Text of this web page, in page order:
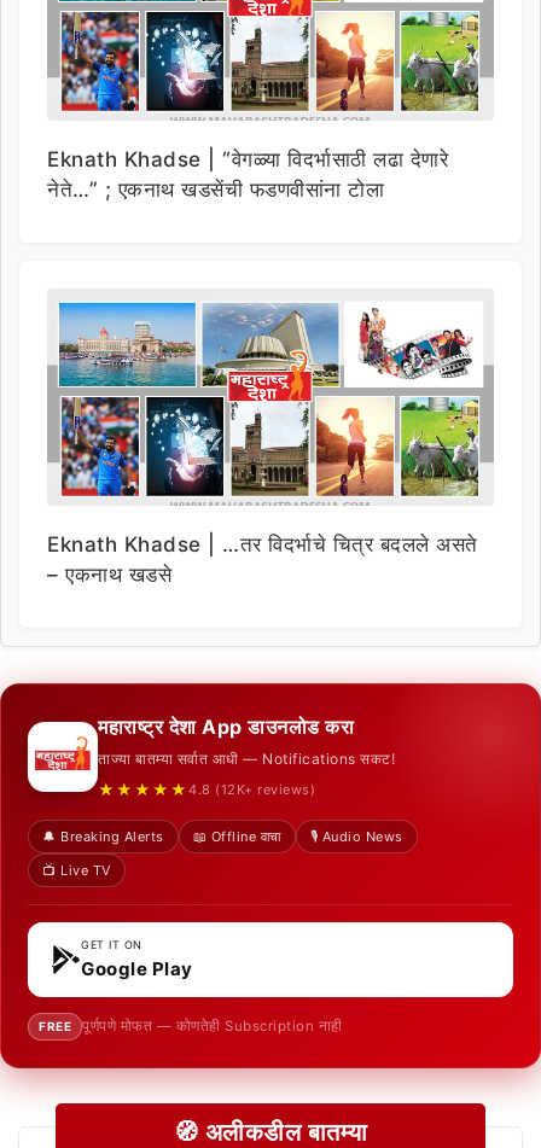
Eknath Khadse | “वेगळ्या विदर्भासाठी लढा देणारे
नेते…” ; एकनाथ खडसेंची फडणवीसांना टोला
Eknath Khadse | …तर विदर्भाचे चित्र बदलले असते
– एकनाथ खडसे
महाराष्ट्र देशा App डाउनलोड करा
ताज्या बातम्या सर्वात आधी — Notifications सकट!
★★★★★ 4.8 (12K+ reviews)
🔔 Breaking Alerts 📖 Offline वाचा
🎙️ Audio News
📺 Live TV
GET IT ON
Google Play
FREE पूर्णपणे मोफत — कोणतेही Subscription नाही
🧭 अलीकडील बातम्या